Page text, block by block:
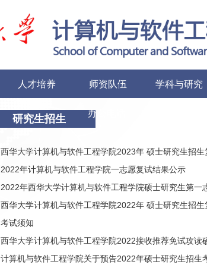
人才培养 师资队伍 学科与研究
办公电话
研究生招生
西华大学计算机与软件工程学院2023年 硕士研究生招生
2022年计算机与软件工程学院一志愿复试结果公示
2022年西华大学计算机与软件工程学院硕士研究生第一
西华大学计算机与软件工程学院2022年 硕士研究生招生
考试须知
西华大学计算机与软件工程学院2022接收推荐免试攻读
计算机与软件工程学院关于预告2022年硕士研究生招生